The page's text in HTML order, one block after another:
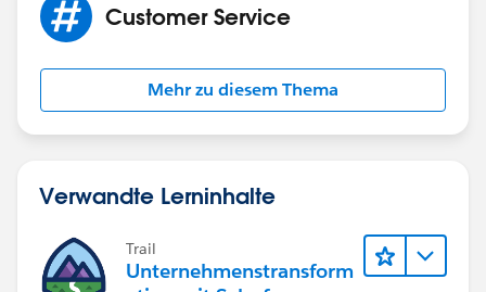
Customer Service
Mehr zu diesem Thema
Verwandte Lerninhalte
Trail
Unternehmenstransform